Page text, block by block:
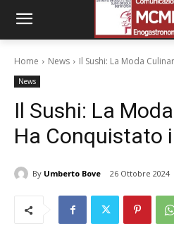
Home News Il Sushi: La Moda
News
Il Sushi: La
Ha Conquistato
By Umberto Bove 26 Ottobre 2024